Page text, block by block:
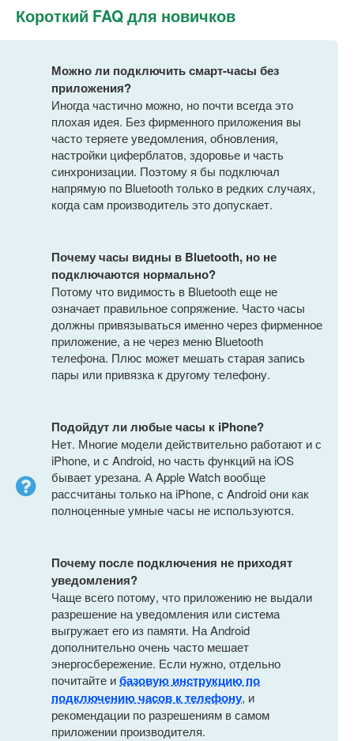
Короткий FAQ для новичков
Можно ли подключить смарт-часы без
приложения?
Иногда частично можно, но почти всегда это
плохая идея. Без фирменного приложения вы
часто теряете уведомления, обновления,
настройки циферблатов, здоровье и часть
синхронизации. Поэтому я бы подключал
напрямую по Bluetooth только в редких случаях,
когда сам производитель это допускает.
Почему часы видны в Bluetooth, но не
подключаются нормально?
Потому что видимость в Bluetooth еще не
означает правильное сопряжение. Часто часы
должны привязываться именно через фирменное
приложение, а не через меню Bluetooth
телефона. Плюс может мешать старая запись
пары или привязка к другому телефону.
Подойдут ли любые часы к iPhone?
Нет. Многие модели действительно работают и с
iPhone, и с Android, но часть функций на iOS
бывает урезана. А Apple Watch вообще
рассчитаны только на iPhone, с Android они как
полноценные умные часы не используются.
Почему после подключения не приходят
уведомления?
Чаще всего потому, что приложению не выдали
разрешение на уведомления или система
выгружает его из памяти. На Android
дополнительно очень часто мешает
энергосбережение. Если нужно, отдельно
почитайте ибазовую инструкцию по
подключению часов к телефону, и
рекомендации по разрешениям в самом
приложении производителя.